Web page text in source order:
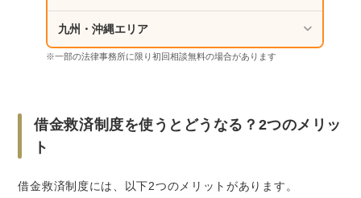
例
自宅を残して1,000万円以上の借金減額に成
功した事例
九州・沖縄エリア
※一部の法律事務所に限り初回相談無料の場合があります
借金救済制度を使うとどうなる？2つのメリッ
ト
借金救済制度には、以下2つのメリットがあります。